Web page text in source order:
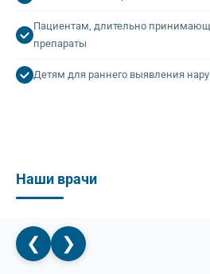
Пациентам, длительно
препараты
Детям для раннего выявления
Наши врачи
❮ ❯